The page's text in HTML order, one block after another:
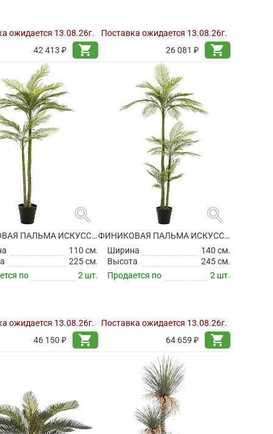
ожидается 13.08.26г.
42 413 ₽
shopping_cart
Поставка ожидается 13.08.26г.
26 081 ₽
shopping_cart
search
ФИНИКОВАЯ ПАЛЬМА ИСКУССТВЕННАЯ
110 см.
225 см.
по
2 шт.
ожидается 13.08.26г.
46 150 ₽
shopping_cart
search
ФИНИКОВАЯ ПАЛЬМА ИСКУССТВЕННАЯ
Ширина
140 см.
Высота
245 см.
Продается по
2 шт.
Поставка ожидается 13.08.26г.
64 659 ₽
shopping_cart